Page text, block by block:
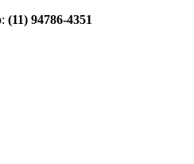
(11) 94786-4351